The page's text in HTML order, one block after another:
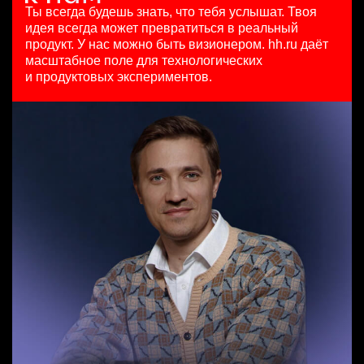
сегодня
150000 ₽
Санкт-Петербург
HeadHunter::Коммерческий департамент
7200000 - 16800000 so'm
Менеджер по продажам B2B (сегмент SMB)
HeadHunter::Телефонные продажи
24 июл. 2026
з/п не указана
Ташкент
Team Lead TrustML
HeadHunter::Analytics/Data Science
29 июл. 2026
Москва
Ты всегда будешь знать, что тебя услышат. Твоя
идея всегда может превратиться в реальный
продукт. У нас можно быть визионером. hh.ru даёт
масштабное поле для технологических
и продуктовых экспериментов.